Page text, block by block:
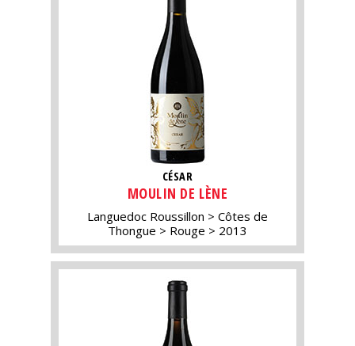
CÉSAR
MOULIN DE LÈNE
Languedoc Roussillon
Côtes de
Thongue
Rouge 2013